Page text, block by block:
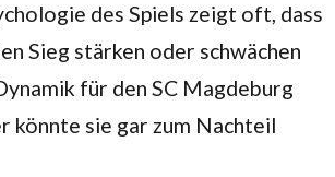
des Spiels zeigt oft, dass
Sieg stärken oder schwächen
für den SC Magdeburg
könnte sie gar zum Nachteil